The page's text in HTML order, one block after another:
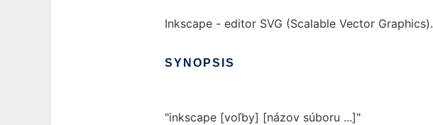
Inkscape - editor SVG (Scalable Vector Graphics).
SYNOPSIS
"inkscape [voľby] [názov súboru ...]"